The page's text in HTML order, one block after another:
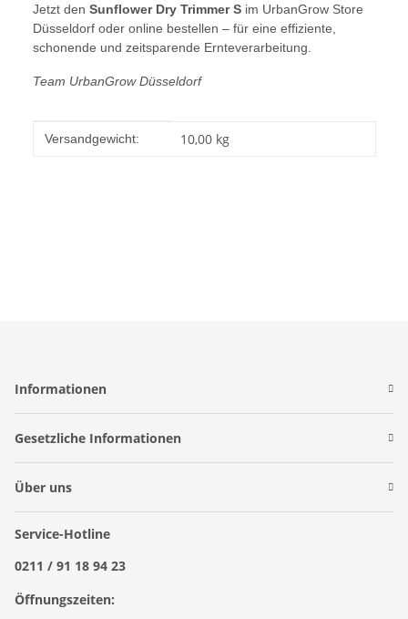
Jetzt den Sunflower Dry Trimmer S im UrbanGrow Store
Düsseldorf oder online bestellen – für eine effiziente,
schonende und zeitsparende Ernteverarbeitung.
Team UrbanGrow Düsseldorf
Produkteigenschaft
Wert
Versandgewicht: 10,00 kg
Informationen
Gesetzliche Informationen
Über uns
Service-Hotline
0211 / 91 18 94 23
Öffnungszeiten: